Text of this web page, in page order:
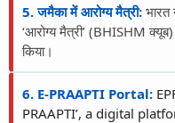
5. जमैका में आरोग्य मैत्री:
‘आरोग्य मैत्री’ (BHISHM क्यूब)
किया।
6. E-PRAAPTI Portal:
PRAAPTI’, a digital